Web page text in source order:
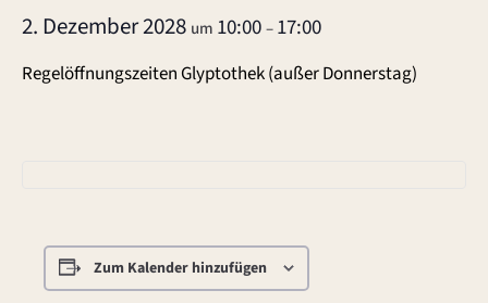
2. Dezember 2028 um 10:00–17:00
Regelöffnungszeiten Glyptothek (außer Donnerstag)
Zum Kalender hinzufügen